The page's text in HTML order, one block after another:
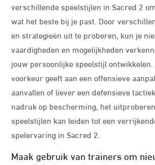
verschillende speelstijlen in Sacred 2
wat het beste bij je past. Door
en strategieën uit te proberen, kun je
vaardigheden en mogelijkheden
jouw persoonlijke speelstijl ontwikkelen.
voorkeur geeft aan een offensieve
aanvallen of liever een defensieve
nadruk op bescherming, het
speelstijlen kan leiden tot een
spelervaring in Sacred 2.
Maak gebruik van trainers om